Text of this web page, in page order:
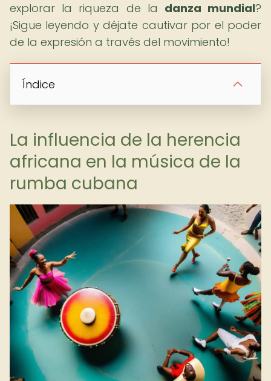
explorar la riqueza de la danza mundial?
¡Sigue leyendo y déjate cautivar por el poder
de la expresión a través del movimiento!
Índice
La influencia de la herencia
africana en la música de la
rumba cubana